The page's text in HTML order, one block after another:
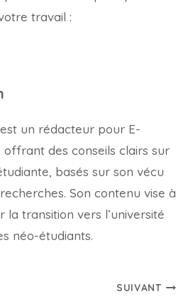
travail :
un rédacteur pour E-
des conseils clairs sur
basés sur son vécu
Son contenu vise à
la transition vers l’université
néo-étudiants.
SUIVANT